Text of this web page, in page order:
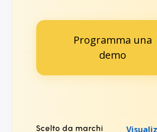
Programma una
demo
Scelto da marchi